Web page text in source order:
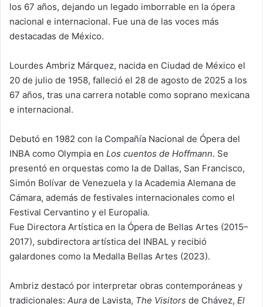
los 67 años, dejando un legado imborrable en la ópera
nacional e internacional. Fue una de las voces más
destacadas de México.
Lourdes Ambriz Márquez, nacida en Ciudad de México el
20 de julio de 1958, falleció el 28 de agosto de 2025 a los
67 años, tras una carrera notable como soprano mexicana
e internacional.
Debutó en 1982 con la Compañía Nacional de Ópera del
INBA como Olympia en Los cuentos de Hoffmann. Se
presentó en orquestas como la de Dallas, San Francisco,
Simón Bolívar de Venezuela y la Academia Alemana de
Cámara, además de festivales internacionales como el
Festival Cervantino y el Europalia.
Fue Directora Artística en la Ópera de Bellas Artes (2015–
2017), subdirectora artística del INBAL y recibió
galardones como la Medalla Bellas Artes (2023).
Ambriz destacó por interpretar obras contemporáneas y
tradicionales: Aura de Lavista, The Visitors de Chávez, El